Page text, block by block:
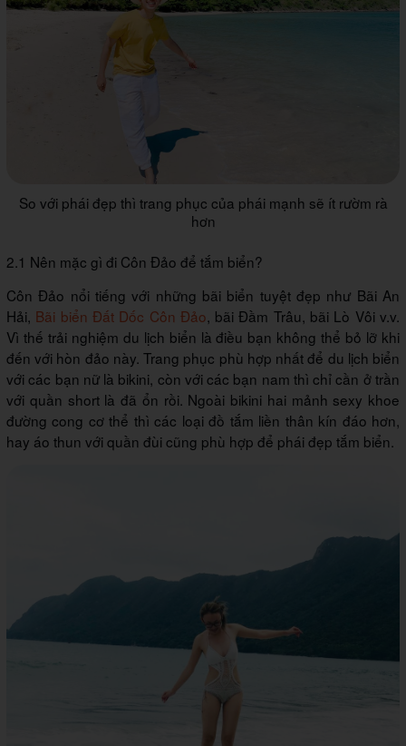
So với phái đẹp thì trang phục của phái mạnh sẽ ít rườm rà
hơn
2.1 Nên mặc gì đi Côn Đảo để tắm biển?
Côn Đảo nổi tiếng với những bãi biển tuyệt đẹp như Bãi An
Hải, Bãi biển Đất Dốc Côn Đảo, bãi Đầm Trâu, bãi Lò Vôi v.v.
Vì thế trải nghiệm du lịch biển là điều bạn không thể bỏ lỡ khi
đến với hòn đảo này. Trang phục phù hợp nhất để du lịch biển
với các bạn nữ là bikini, còn với các bạn nam thì chỉ cần ở trần
với quần short là đã ổn rồi. Ngoài bikini hai mảnh sexy khoe
đường cong cơ thể thì các loại đồ tắm liền thân kín đáo hơn,
hay áo thun với quần đùi cũng phù hợp để phái đẹp tắm biển.